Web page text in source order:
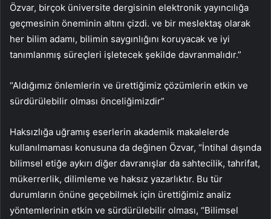
Özvar, birçok üniversite dergisinin elektronik yayıncılığa
geçmesinin öneminin altını çizdi. ve bir meslektaş olarak
her bilim adamı, bilimin saygınlığını koruyacak ve iyi
tanımlanmış süreçleri işletecek şekilde davranmalıdır.”
“Aldığımız önlemlerin ve ürettiğimiz çözümlerin etkin ve
sürdürülebilir olması önceliğimizdir”
Haksızlığa uğramış eserlerin akademik makalelerde
kullanılmaması konusuna da değinen Özvar, “İntihal dışında
bilimsel etiğe aykırı diğer davranışlar da sahtecilik, tahrifat,
mükerrerlik, dilimleme ve haksız yazarlıktır. Bu tür
durumların önüne geçebilmek için ürettiğimiz analiz
yöntemlerinin etkin ve sürdürülebilir olması, “Bilimsel